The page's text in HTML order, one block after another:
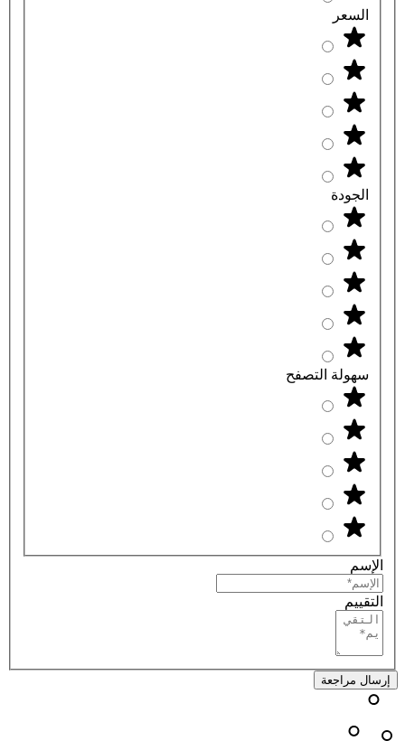
السعر
الجودة
سهولة التصفح
الإسم
التقييم
إرسال مراجعة